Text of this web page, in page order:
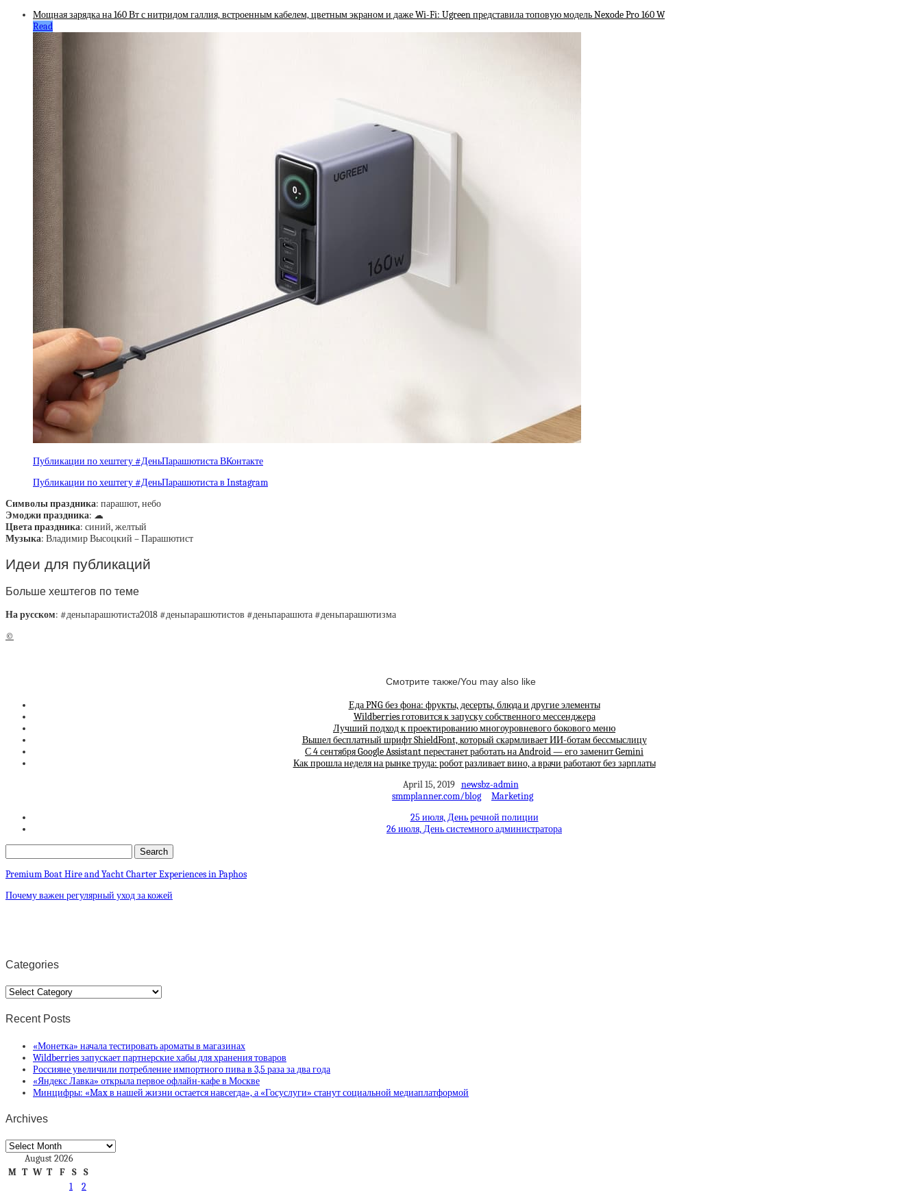
Мощная зарядка на 160 Вт с нитридом галлия, встроенным кабелем, цветным экраном и даже Wi-Fi: Ugreen представила топовую модель Nexode Pro 160 W
Read
Публикации по хештегу #ДеньПарашютиста ВКонтакте
Публикации по хештегу #ДеньПарашютиста в Instagram
Символы праздника: парашют, небо
Эмоджи праздника: ☁
Цвета праздника: синий, желтый
Музыка: Владимир Высоцкий – Парашютист
Идеи для публикаций
Больше хештегов по теме
На русском: #деньпарашютиста2018 #деньпарашютистов #деньпарашюта #деньпарашютизма
©
Смотрите также/You may also like
Еда PNG без фона: фрукты, десерты, блюда и другие элементы
Wildberries готовится к запуску собственного мессенджера
Лучший подход к проектированию многоуровневого бокового меню
Вышел бесплатный шрифт ShieldFont, который скармливает ИИ-ботам бессмыслицу
С 4 сентября Google Assistant перестанет работать на Android — его заменит Gemini
Как прошла неделя на рынке труда: робот разливает вино, а врачи работают без зарплаты
April 15, 2019 newsbz-admin
smmplanner.com/blog
Marketing
25 июля, День речной полиции
26 июля, День системного администратора
Premium Boat Hire and Yacht Charter Experiences in Paphos
Почему важен регулярный уход за кожей
Categories
Categories
Recent Posts
«Монетка» начала тестировать ароматы в магазинах
Wildberries запускает партнерские хабы для хранения товаров
Россияне увеличили потребление импортного пива в 3,5 раза за два года
«Яндекс Лавка» открыла первое офлайн-кафе в Москве
Минцифры: «Max в нашей жизни остается навсегда», а «Госуслуги» станут социальной медиаплатформой
Archives
Archives
August 2026
M T W T F S
S
1
2